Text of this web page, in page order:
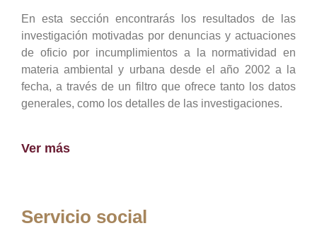
En esta sección encontrarás los resultados de las
investigación motivadas por denuncias y actuaciones
de oficio por incumplimientos a la normatividad en
materia ambiental y urbana desde el año 2002 a la
fecha, a través de un filtro que ofrece tanto los datos
generales, como los detalles de las investigaciones.
Ver más
Servicio social